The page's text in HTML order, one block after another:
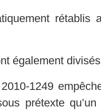
également
1249
prétexte